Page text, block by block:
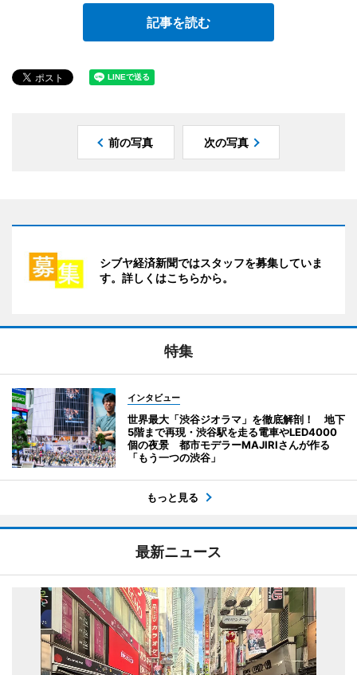
記事を読む
前の写真 次の写真
シブヤ経済新聞ではスタッフを募集していま
す。詳しくはこちらから。
特集
インタビュー
世界最大「渋谷ジオラマ」を徹底解剖！ 地下
5階まで再現・渋谷駅を走る電車やLED4000
個の夜景 都市モデラーMAJIRIさんが作る
「もう一つの渋谷」
もっと見る
最新ニュース